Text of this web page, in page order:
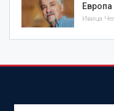
Европа
Ивица